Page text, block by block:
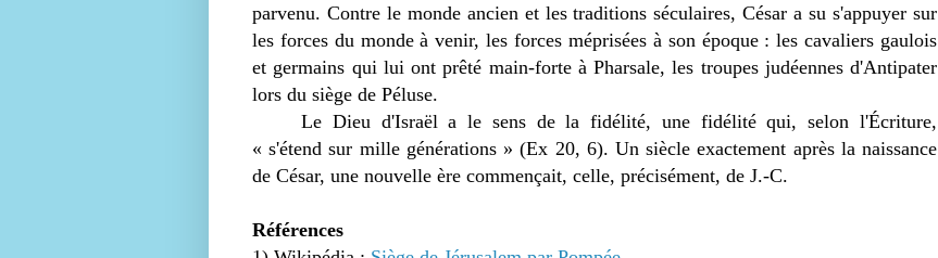
parvenu. Contre le monde ancien et les traditions séculaires, César a su s'appuyer sur
les forces du monde à venir, les forces méprisées à son époque : les cavaliers gaulois
et germains qui lui ont prêté main-forte à Pharsale, les troupes judéennes d'Antipater
lors du siège de Péluse.
Le Dieu d'Israël a le sens de la fidélité, une fidélité qui, selon l'Écriture,
« s'étend sur mille générations » (Ex 20, 6). Un siècle exactement après la naissance
de César, une nouvelle ère commençait, celle, précisément, de J.-C.
Références